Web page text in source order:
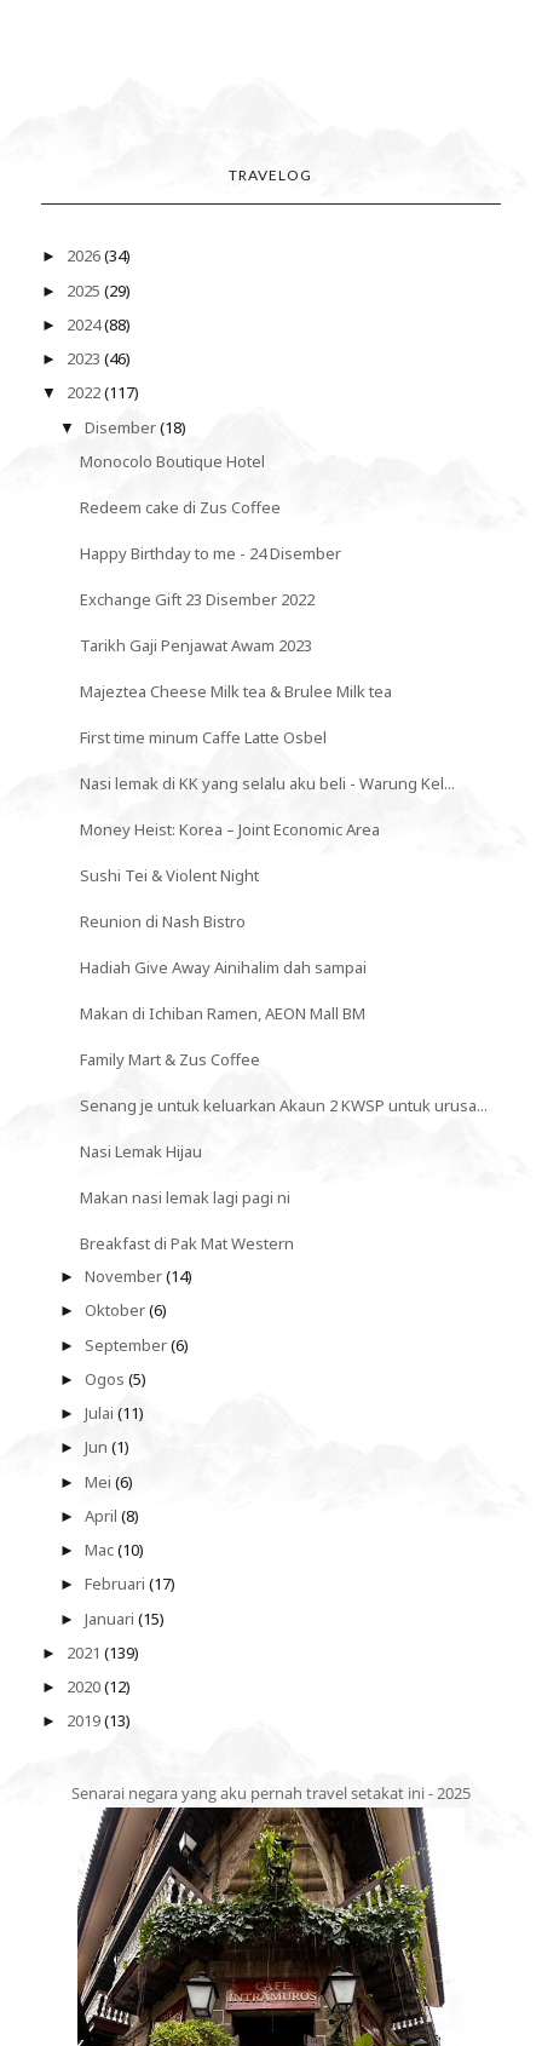
TRAVELOG
► 2026(34)
► 2025 (29)
► 2024(88)
► 2023 (46)
▼ 2022(117)
▼Disember(18)
Monocolo Boutique Hotel
Redeem cake di Zus Coffee
Happy Birthday to me - 24 Disember
Exchange Gift 23 Disember 2022
Tarikh Gaji Penjawat Awam 2023
Majeztea Cheese Milk tea & Brulee Milk tea
First time minum Caffe Latte Osbel
Nasi lemak di KK yang selalu aku beli - Warung Kel...
Money Heist: Korea – Joint Economic Area
Sushi Tei & Violent Night
Reunion di Nash Bistro
Hadiah Give Away Ainihalim dah sampai
Makan di Ichiban Ramen, AEON Mall BM
Family Mart & Zus Coffee
Senang je untuk keluarkan Akaun 2 KWSP untuk urusa...
Nasi Lemak Hijau
Makan nasi lemak lagi pagi ni
Breakfast di Pak Mat Western
►November(14)
►Oktober(6)
► September(6)
►Ogos(5)
►Julai(11)
►Jun(1)
►Mei(6)
►April(8)
►Mac(10)
►Februari(17)
►Januari(15)
► 2021 (139)
► 2020(12)
► 2019(13)
Senarai negara yang aku pernah travel setakat ini - 2025